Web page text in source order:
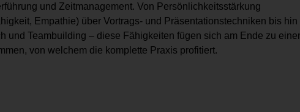
und Zeitmanagement. Von Persönlichkeitsstärkung
Empathie) über Vortrags- und Präsentationstechniken bis hin
und Teambuilding – diese Fähigkeiten fügen sich am Ende zu
von welchem die komplette Praxis profitiert.